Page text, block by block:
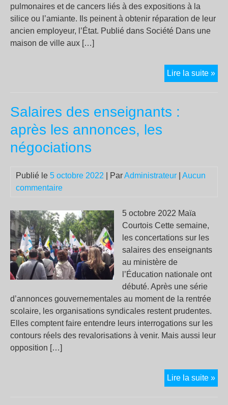
pulmonaires et de cancers liés à des expositions à la
silice ou l’amiante. Ils peinent à obtenir réparation de leur
ancien employeur, l’État. Publié dans Société Dans une
maison de ville aux […]
Lire la suite »
par
Salaires des enseignants :
après les annonces, les
négociations
Publié le 5 octobre 2022 | ParAdministrateur
Aucun
commentaire
5 octobre 2022 Maïa
Courtois Cette semaine,
les concertations sur les
salaires des enseignants
au ministère de
l’Éducation nationale ont
débuté. Après une série
d’annonces gouvernementales au moment de la rentrée
scolaire, les organisations syndicales restent prudentes.
Elles comptent faire entendre leurs interrogations sur les
contours réels des revalorisations à venir. Mais aussi leur
opposition […]
Lire la suite »
des